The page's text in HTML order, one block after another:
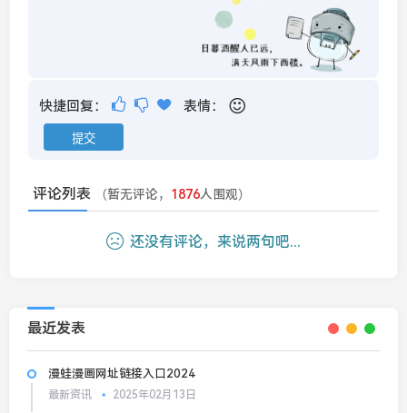
快捷回复： 表情：
评论列表 （暂无评论， 1876人围观）
还没有评论，来说两句吧...
最近发表
漫蛙漫画网址链接入口2024
最新资讯 2025年02月13日